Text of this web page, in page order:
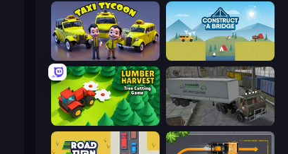
Taxi Tycoon: Idle Business Construct a Bridge
Lumber Harvest: Tree Cutting Game Russian Kamaz Truck Driver